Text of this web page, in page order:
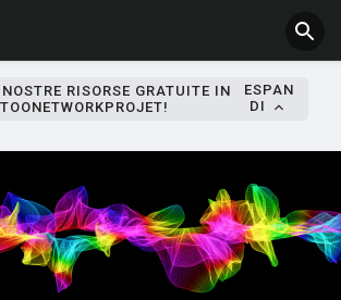
RISORSE GRATUITE IN
ESPAN
DI